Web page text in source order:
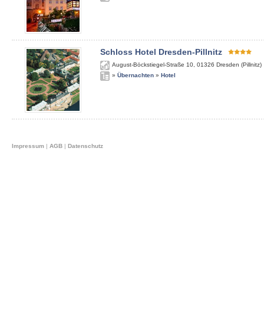
Schloss Hotel Dresden-Pillnitz
August-Böckstiegel-Straße 10 01326 Dresden (Pillnitz)
» Übernachten » Hotel
Impressum | AGB | Datenschutz